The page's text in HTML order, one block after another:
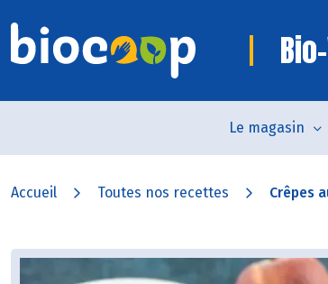
Le magasin
Accueil Toutes nos recettes Crêpes